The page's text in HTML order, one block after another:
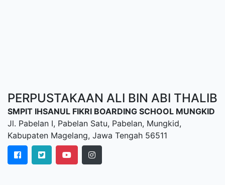
PERPUSTAKAAN ALI BIN ABI THALIB
SMPIT IHSANUL FIKRI BOARDING SCHOOL MUNGKID
Jl. Pabelan I, Pabelan Satu, Pabelan, Mungkid,
Kabupaten Magelang, Jawa Tengah 56511